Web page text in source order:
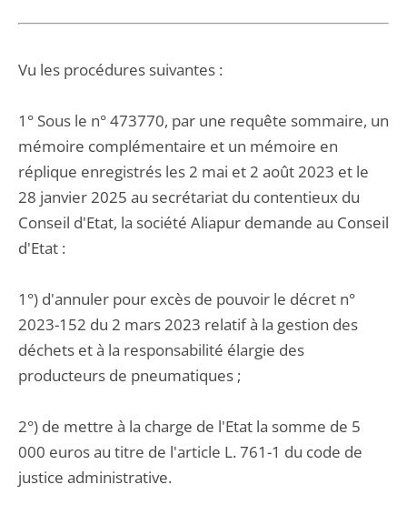
Vu les procédures suivantes :
1° Sous le n° 473770, par une requête sommaire, un
mémoire complémentaire et un mémoire en
réplique enregistrés les 2 mai et 2 août 2023 et le
28 janvier 2025 au secrétariat du contentieux du
Conseil d'Etat, la société Aliapur demande au Conseil
d'Etat :
1°) d'annuler pour excès de pouvoir le décret n°
2023-152 du 2 mars 2023 relatif à la gestion des
déchets et à la responsabilité élargie des
producteurs de pneumatiques ;
2°) de mettre à la charge de l'Etat la somme de 5
000 euros au titre de l'article L. 761-1 du code de
justice administrative.